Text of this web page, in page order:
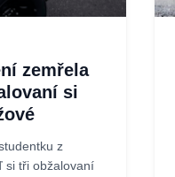
zemřela
si
z
si tři obžalovaní